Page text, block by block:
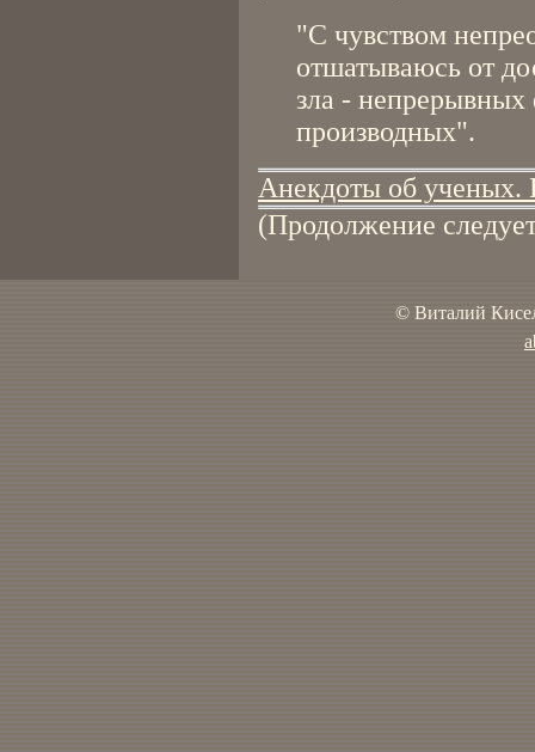
"С чувством
отшатываюсь от
зла -
производных".
Анекдоты об ученых.
(Продолжение
© Виталий